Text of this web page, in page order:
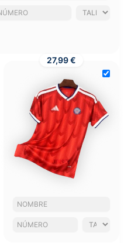
27,99 €